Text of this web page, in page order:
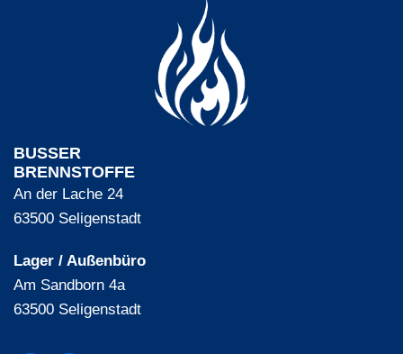
BUSSER
BRENNSTOFFE
An der Lache 24
63500 Seligenstadt
Lager / Außenbüro
Am Sandborn 4a
63500 Seligenstadt